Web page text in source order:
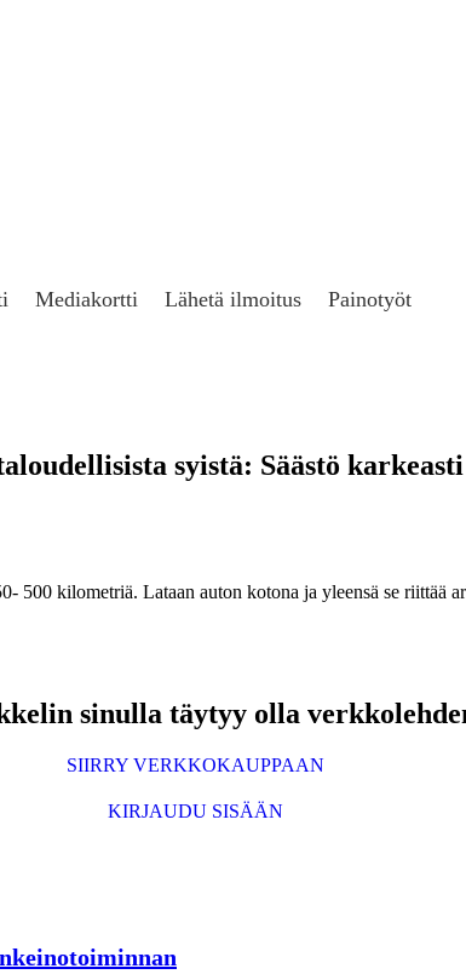
Mediakortti Lähetä ilmoitus Painotyöt
syistä: Säästö
500 kilometriä. Lataan auton kotona ja yleensä se riittää
sinulla täytyy olla
SIIRRY VERKKOKAUPPAAN
KIRJAUDU SISÄÄN